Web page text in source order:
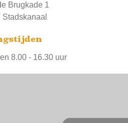
Brugkade 1
8.00 - 16.30 uur